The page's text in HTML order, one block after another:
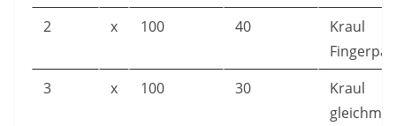
2
x 100 40
Kraul
3
x 100 30
Kraul